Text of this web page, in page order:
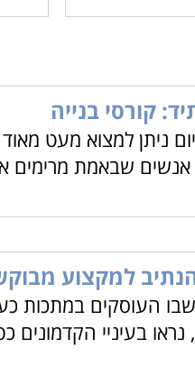
כל המפעלים לשיטה
לכל מי שמי שמעוניין
הקורס לרמת שליטה גבוהה
להיות תכנתי CNC
.
וליצור תכניות לסוגי בקרים
קורסי בנייה
ניתן למצוא מעט
אנשים שבאמת מרימים
למקצוע מבוקש
העוסקים במתכות
בעיניי הקדמונים